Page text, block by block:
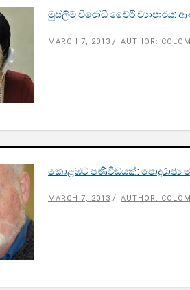
මුස්ලිම් විරෝධී වෛරී ව්‍යාපාරය:
MARCH 7, 2013 AUTHOR:
කොළඹට පණිවිඩයක්: පොදුරාජ්‍ය
MARCH 7, 2013 AUTHOR: